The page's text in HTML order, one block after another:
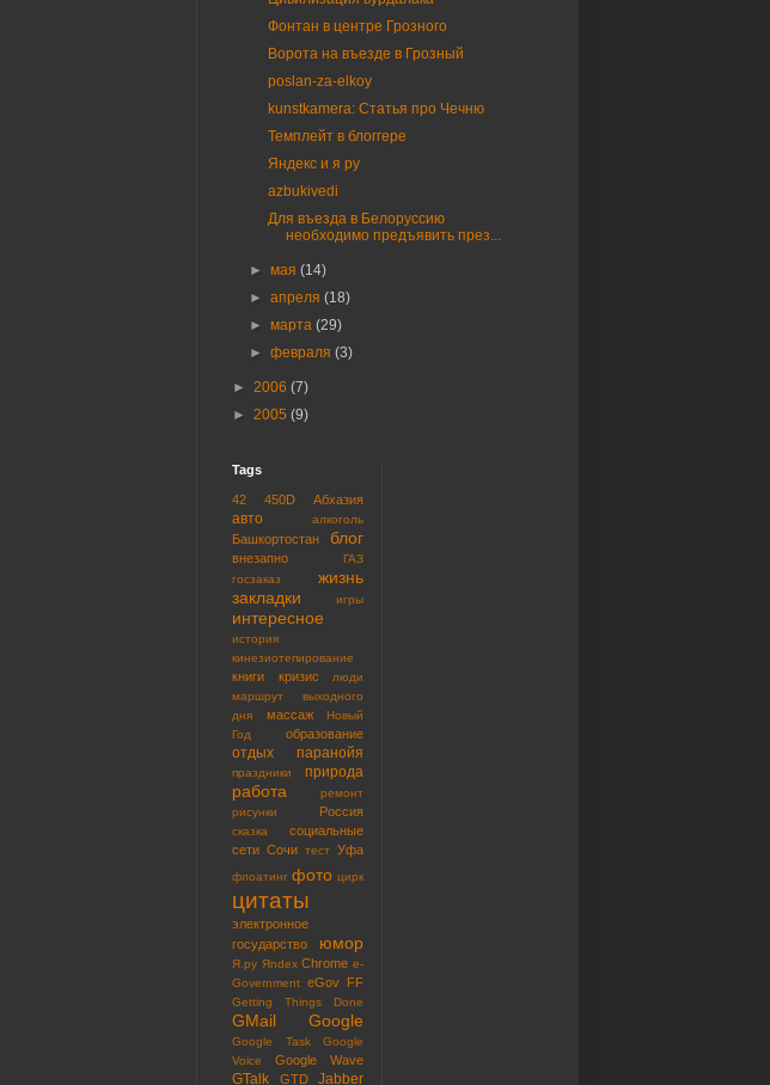
Фонтан в центре Грозного
Ворота на въезде в Грозный
poslan-za-elkoy
kunstkamera: Статья про Чечню
Темплейт в блоггере
Яндекс и я ру
azbukivedi
Для въезда в Белоруссию
необходимо предъявить през...
►мая(14)
►апреля(18)
►марта(29)
►февраля(3)
► 2006 (7)
► 2005 (9)
Tags
42 450D Абхазия
авто алкоголь
Башкортостан блог
внезапно
ГАЗ
госзаказ
жизнь
закладки
игры
интересное
история
кинезиотепирование
книги кризис
люди
маршрут выходного
дня
массаж
Новый
Год
образование
отдых паранойя
праздники природа
работа
ремонт
рисунки
Россия
сказка
социальные
сети Сочи тест Уфа
флоатинг фото цирк
цитаты
электронное
государство
юмор
Я.ру Яndex Chrome e-
Government eGov FF
Getting Things Done
GMail Google
Google Task
Google
Voice
Google Wave
GTalk GTD Jabber